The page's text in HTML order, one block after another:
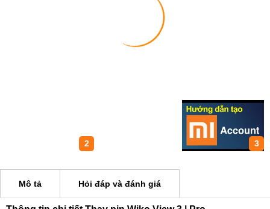
3
Mô tả Hỏi đáp và đánh giá